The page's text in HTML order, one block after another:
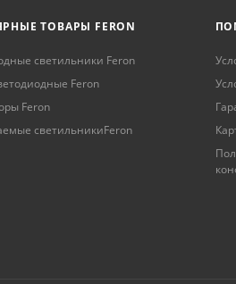
ТОВАРЫ FERON
светильники Feron
Feron
Feron
светильникиFeron